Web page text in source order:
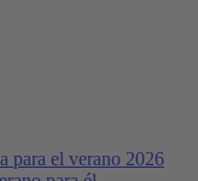
para el verano 2026